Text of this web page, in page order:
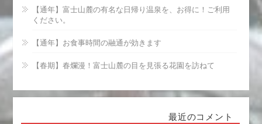
【通年】富士山麓の有名な日帰り温泉を、お得に！ご利用
ください。
【通年】お食事時間の融通が効きます
【春期】春爛漫！富士山麓の目を見張る花園を訪ねて
最近のコメント